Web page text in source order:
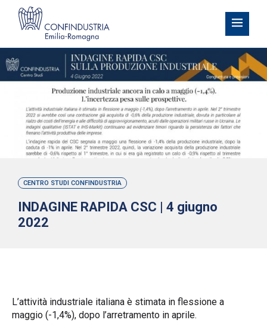
CENTRO STUDI CONFINDUSTRIA
INDAGINE RAPIDA CSC | 4 giugno
2022
L’attività industriale italiana è stimata in flessione a
maggio (-1,4%), dopo l’arretramento in aprile.